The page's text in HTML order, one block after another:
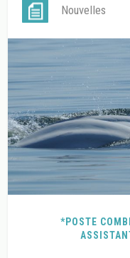
Nouvelles
*POSTE